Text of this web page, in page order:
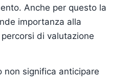
Anche per questo la
importanza alla
di valutazione
non significa anticipare